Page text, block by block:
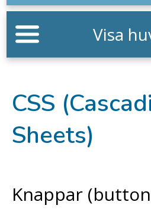
Visa
CSS
Sheets)
Knappar